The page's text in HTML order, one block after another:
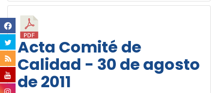
Acta Comité de
Calidad - 30 de agosto
de 2011